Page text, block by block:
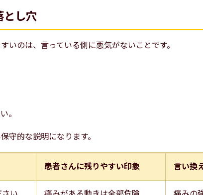
とし穴
いのは、言っている側に悪気がないことです。
。
守的な説明になります。
患者さんに残りやすい印象 言い換